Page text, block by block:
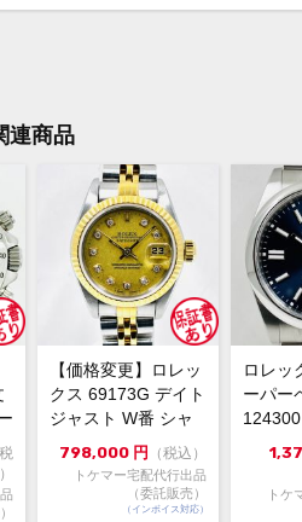
ケースサイズ
ケース素材
メーカー保証書の有無 あり
付属品
箱・
冊子
×3
ブレ
と思
コメント
人
ー
保
し
連商品
税
【価格変更】ロレッ
クス 69173G デイト
ジャスト W番 シャ
ンパンゴールド 中...
798,000 円 （税込）
トケマー宅配代行出品
（委託販売）
（インボイス対応）
ロレッ
ーパー
ルー
トケ